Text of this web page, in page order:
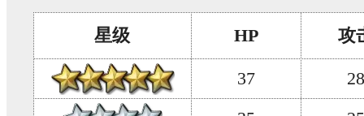
星级 HP 攻
37
28